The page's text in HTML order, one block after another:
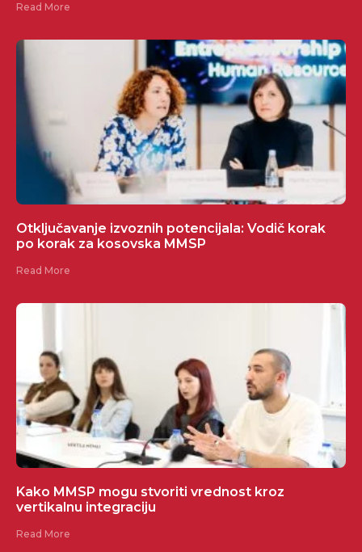
Read More
Otključavanje izvoznih potencijala: Vodič korak
po korak za kosovska MMSP
Read More
Kako MMSP mogu stvoriti vrednost kroz
vertikalnu integraciju
Read More